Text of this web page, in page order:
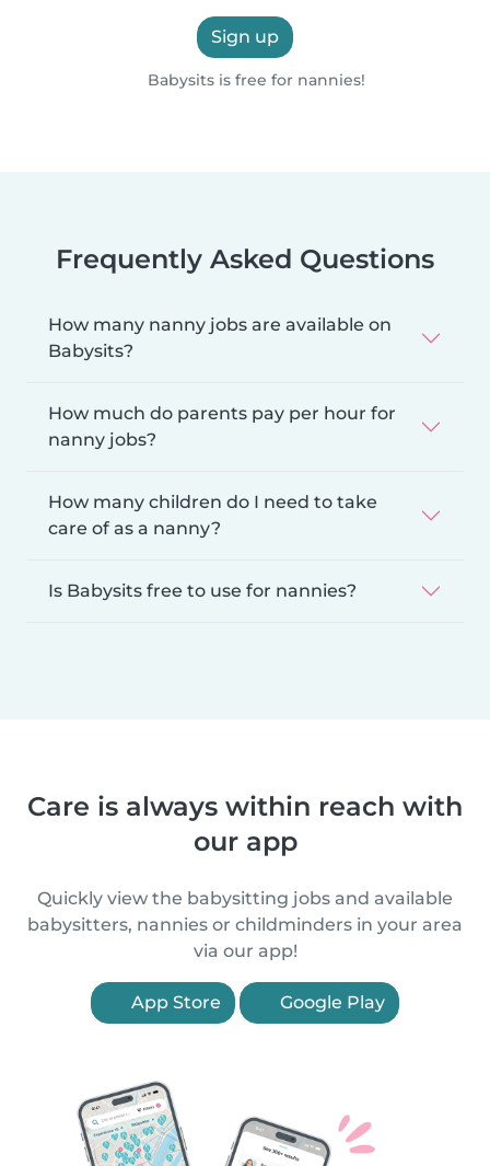
Sign up
Babysits is free for nannies!
Frequently Asked Questions
How many nanny jobs are available on
Babysits?
How much do parents pay per hour for
nanny jobs?
How many children do I need to take
care of as a nanny?
Is Babysits free to use for nannies?
Care is always within reach with
our app
Quickly view the babysitting jobs and available
babysitters, nannies or childminders in your area
via our app!
App Store Google Play